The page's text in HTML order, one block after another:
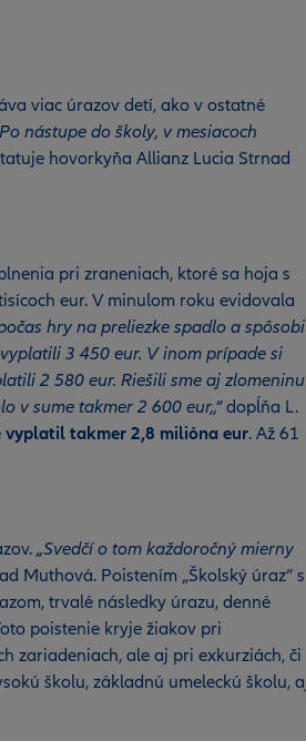
viac úrazov detí, ako v ostatné
nástupe do školy, v mesiacoch
hovorkyňa Allianz Lucia Strnad
pri zraneniach, ktoré sa hoja s
eur. V minulom roku evidovala
hry na preliezke spadlo a
3 450 eur. V inom prípade si
2 580 eur. Riešili sme aj zlomeninu
v sume takmer 2 600 eur,,“dopĺňa L.
vyplatil takmer 2,8 milióna eur. Až 61
„Svedčí o tom každoročný mierny
Muthová. Poistením „Školský úraz“
trvalé následky úrazu, denné
poistenie kryje žiakov pri
zariadeniach, ale aj pri exkurziách, či
školu, základnú umeleckú školu,